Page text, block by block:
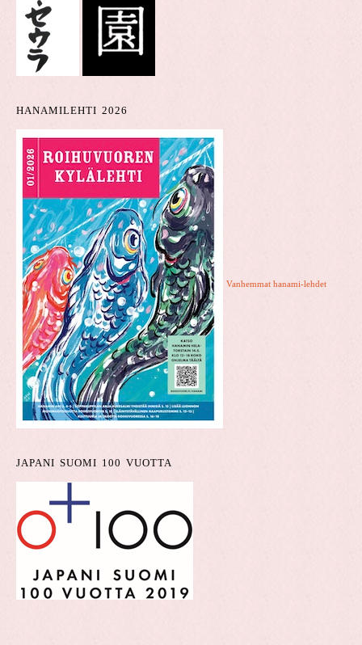
HANAMILEHTI 2026
Vanhemmat hanami-lehdet
JAPANI SUOMI 100 VUOTTA